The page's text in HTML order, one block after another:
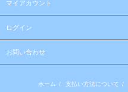
マイアカウント
ログイン
お問い合わせ
ホーム / 支払い方法について /